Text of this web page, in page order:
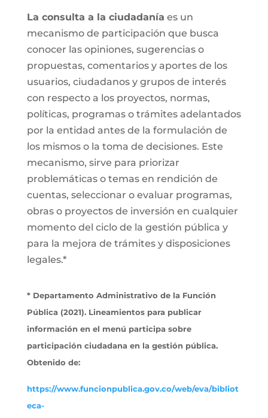
La consulta a la ciudadanía es un
mecanismo de participación que busca
conocer las opiniones, sugerencias o
propuestas, comentarios y aportes de los
usuarios, ciudadanos y grupos de interés
con respecto a los proyectos, normas,
políticas, programas o trámites adelantados
por la entidad antes de la formulación de
los mismos o la toma de decisiones. Este
mecanismo, sirve para priorizar
problemáticas o temas en rendición de
cuentas, seleccionar o evaluar programas,
obras o proyectos de inversión en cualquier
momento del ciclo de la gestión pública y
para la mejora de trámites y disposiciones
legales.*
* Departamento Administrativo de la Función
Pública (2021). Lineamientos para publicar
información en el menú participa sobre
participación ciudadana en la gestión pública.
Obtenido de:
https://www.funcionpublica.gov.co/web/eva/bibliot
eca-